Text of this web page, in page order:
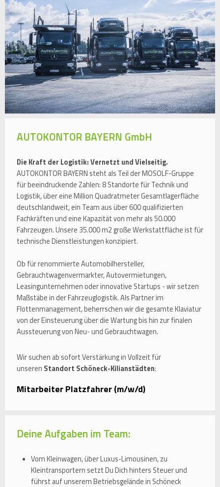
AUTOKONTOR BAYERN GmbH
Die Kraft der Logistik: Vernetzt und Vielseitig.
AUTOKONTOR BAYERN steht als Teil der MOSOLF-Gruppe
für beeindruckende Zahlen: 8 Standorte für Technik und
Logistik, über eine Million Quadratmeter Gesamtlagerfläche
deutschlandweit, ein Team aus über 600 qualifizierten
Fachkräften und eine Kapazität von mehr als 50.000
Fahrzeugen. Unsere 35.000 m2 große Werkstattfläche ist für
technische Dienstleistungen konzipiert.
Ob für renommierte Automobilhersteller,
Gebrauchtwagenvermarkter, Autovermietungen,
Leasingunternehmen oder innovative Startups - wir setzen
Maßstäbe in der Fahrzeuglogistik. Als Partner im
Flottenmanagement, beherrschen wir die gesamte Klaviatur
von der Einsteuerung über die Wartung bis hin zur finalen
Aussteuerung von Neu- und Gebrauchtwagen.
Wir suchen ab sofort Verstärkung in Vollzeit für
unseren Standort Schöneck-Kilianstädten:
Mitarbeiter Platzfahrer (m/w/d)
Deine Aufgaben im Team:
Vom Kleinwagen, über Luxus-Limousinen, zu
Kleintransportern setzt Du Dich hinters Steuer und
führst auf unserem Betriebsgelände in Schöneck